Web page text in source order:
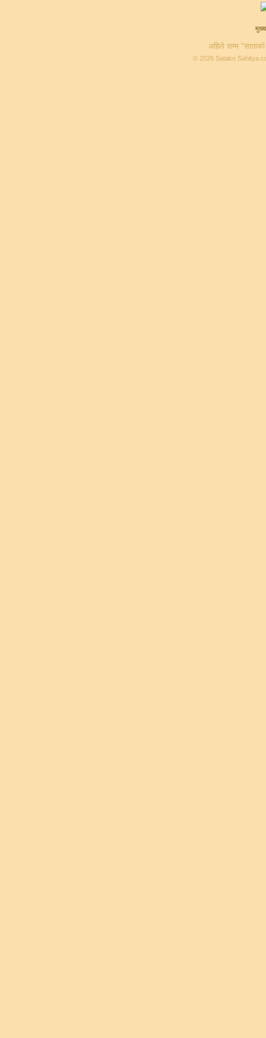
अहिले सम्म "साताको
© 2026 Satako